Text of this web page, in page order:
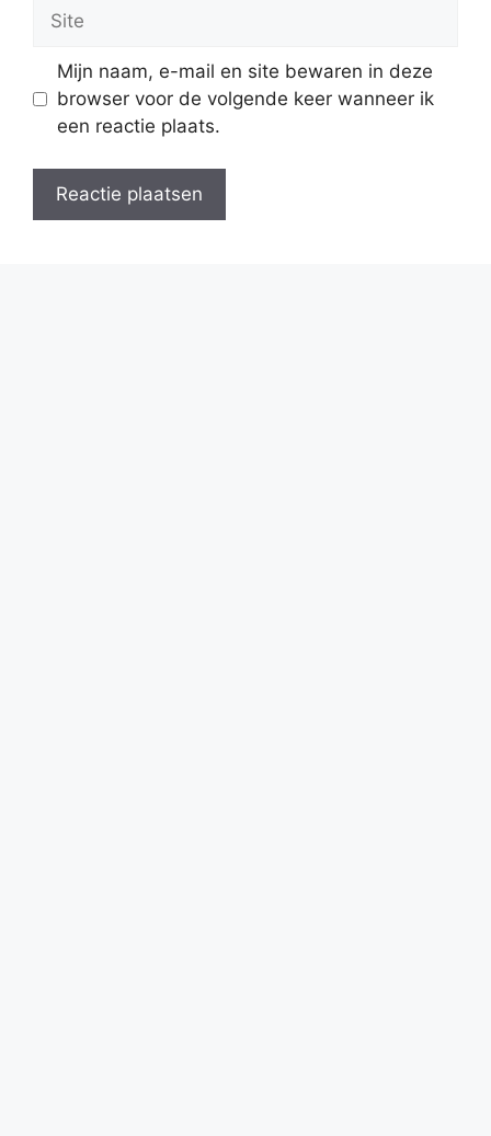
Site
Mijn naam, e-mail en site bewaren in deze
browser voor de volgende keer wanneer ik
een reactie plaats.